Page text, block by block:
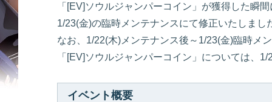
「[EV]ソウルジャンパーコイン」が獲得した瞬
1/23(金)の臨時メンテナンスにて修正いたしまし
なお、1/22(木)メンテナンス後～1/23(金)臨時メ
「[EV]ソウルジャンパーコイン」については、
イベント概要